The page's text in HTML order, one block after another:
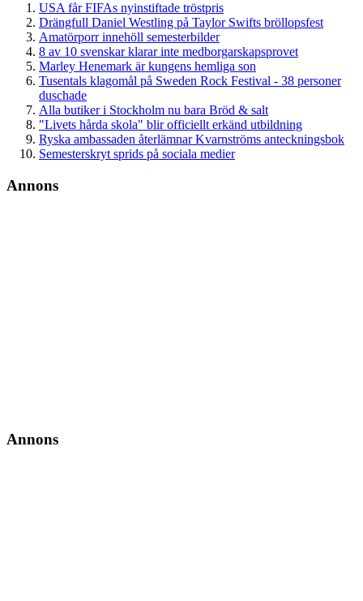
USA får FIFAs nyinstiftade tröstpris
Drängfull Daniel Westling på Taylor Swifts bröllopsfest
Amatörporr innehöll semesterbilder
8 av 10 svenskar klarar inte medborgarskapsprovet
Marley Henemark är kungens hemliga son
Tusentals klagomål på Sweden Rock Festival - 38 personer
duschade
Alla butiker i Stockholm nu bara Bröd & salt
"Livets hårda skola" blir officiellt erkänd utbildning
Ryska ambassaden återlämnar Kvarnströms anteckningsbok
Semesterskryt sprids på sociala medier
Annons
Annons